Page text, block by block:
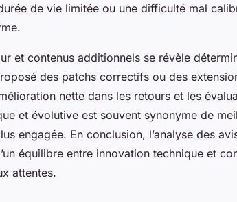
de vie limitée ou une difficulté mal
et contenus additionnels se révèle
des patchs correctifs ou des
nette dans les retours et les
et évolutive est souvent synonyme de
engagée. En conclusion, l’analyse des
équilibre entre innovation technique et
attentes.